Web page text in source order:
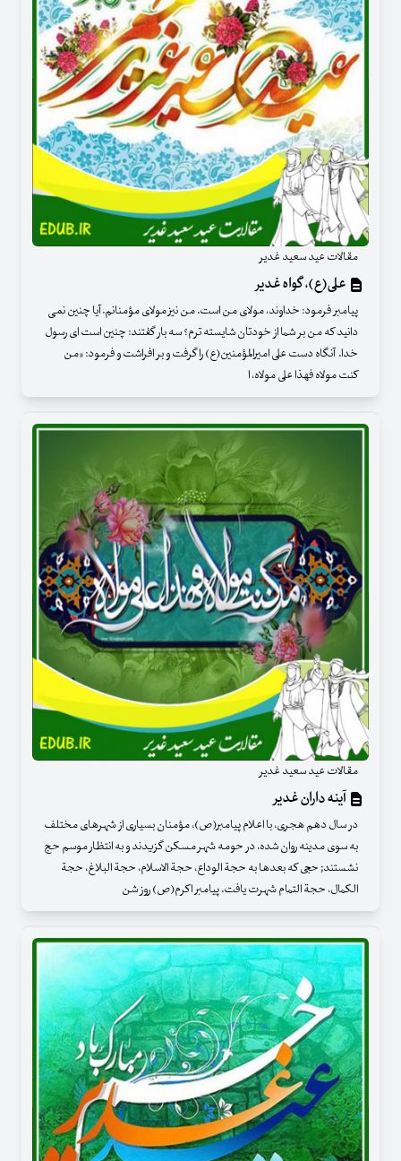
مقالات عید سعید غدیر
علی(ع)، گواه غدیر
پیامبر فرمود: خداوند، مولای من است. من نیز مولای مؤمنانم. آیا چنین نمی
دانید که من بر شما از خودتان شایسته ترم؟ سه بار گفتند: چنین است ای رسول
خدا. آنگاه دست علی امیرالمؤمنین(ع) را گرفت و بر افراشت و فرمود: «من
کنت مولاه فهذا علی مولاه، ا
مقالات عید سعید غدیر
آینه داران غدیر
در سال دهم هجری، با اعلام پیامبر(ص)، مؤمنان بسیاری از شهرهای مختلف
به سوی مدینه روان شده، در حومه شهر مسکن گزیدند و به انتظار موسم حج
نشستند; حجی که بعدها به حجة الوداع، حجة الاسلام، حجة البلاغ، حجة
الکمال، حجة التمام شهرت یافت. پیامبر اکرم(ص) روز شن